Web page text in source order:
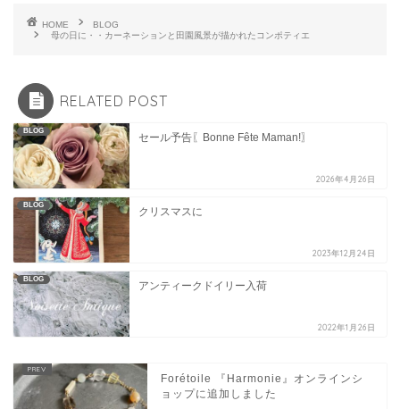
HOME
BLOG
母の日に・・カーネーションと田園風景が描かれたコンポティエ
RELATED POST
BLOG
セール予告〖Bonne Fête Maman!〗
2026年4月26日
BLOG
クリスマスに
2023年12月24日
BLOG
アンティークドイリー入荷
2022年1月26日
Forétoile 『Harmonie』オンラインシ
ョップに追加しました